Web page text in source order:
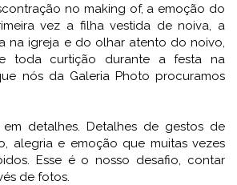
no making of, a emoção do
vez a filha vestida de noiva, a
na igreja e do olhar atento do noivo,
toda curtição durante a festa na
nós da Galeria Photo procuramos
detalhes. Detalhes de gestos de
alegria e emoção que muitas vezes
Esse é o nosso desafio, contar
de fotos.